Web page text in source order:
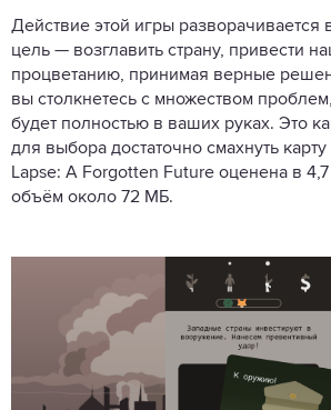
Действие этой игры разворачивается
цель — возглавить страну, привести
процветанию, принимая верные
вы столкнетесь с множеством
будет полностью в ваших руках. Это
для выбора достаточно смахнуть
Lapse: A Forgotten Future оценена в
объём около 72 МБ.